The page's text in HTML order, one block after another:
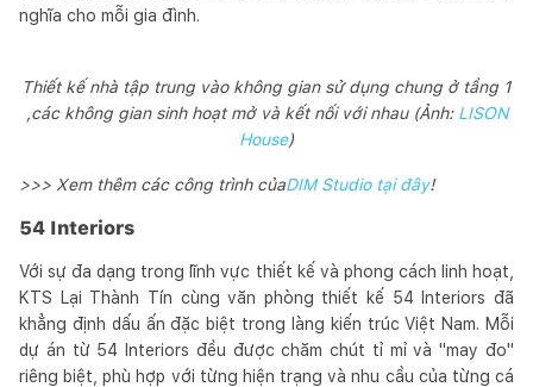
nghĩa cho mỗi gia đình.
Thiết kế nhà tập trung vào không gian sử dụng chung ở tầng 1
,các không gian sinh hoạt mở và kết nối với nhau (Ảnh: LISON
House)
>>> Xem thêm các công trình củaDIM Studio tại đây!
54 Interiors
Với sự đa dạng trong lĩnh vực thiết kế và phong cách linh hoạt,
KTS Lại Thành Tín cùng văn phòng thiết kế 54 Interiors đã
khẳng định dấu ấn đặc biệt trong làng kiến trúc Việt Nam. Mỗi
dự án từ 54 Interiors đều được chăm chút tỉ mỉ và "may đo"
riêng biệt, phù hợp với từng hiện trạng và nhu cầu của từng cá